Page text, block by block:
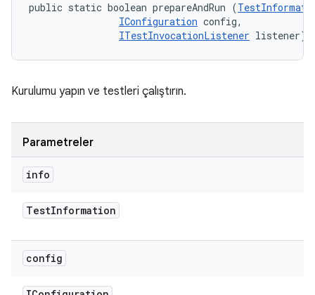
public static boolean prepareAndRun (
IConfiguration config,
ITestInvocationListener listener)
Kurulumu yapın ve testleri çalıştırın.
Parametreler
info
TestInformation
config